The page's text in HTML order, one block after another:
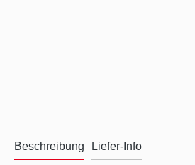
Beschreibung Liefer-Info